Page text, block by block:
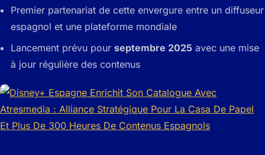
Premier partenariat de cette envergure entre un diffuseur
espagnol et une plateforme mondiale
Lancement prévu pour septembre 2025 avec une mise
à jour régulière des contenus